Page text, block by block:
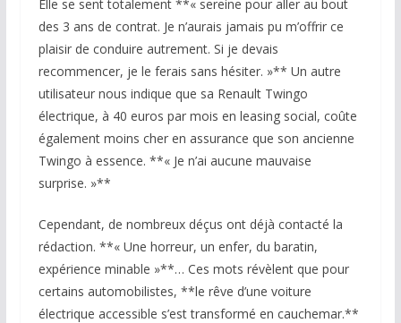
Elle se sent totalement **« sereine pour aller au bout
des 3 ans de contrat. Je n’aurais jamais pu m’offrir ce
plaisir de conduire autrement. Si je devais
recommencer, je le ferais sans hésiter. »** Un autre
utilisateur nous indique que sa Renault Twingo
électrique, à 40 euros par mois en leasing social, coûte
également moins cher en assurance que son ancienne
Twingo à essence. **« Je n’ai aucune mauvaise
surprise. »**
Cependant, de nombreux déçus ont déjà contacté la
rédaction. **« Une horreur, un enfer, du baratin,
expérience minable »**… Ces mots révèlent que pour
certains automobilistes, **le rêve d’une voiture
électrique accessible s’est transformé en cauchemar.**